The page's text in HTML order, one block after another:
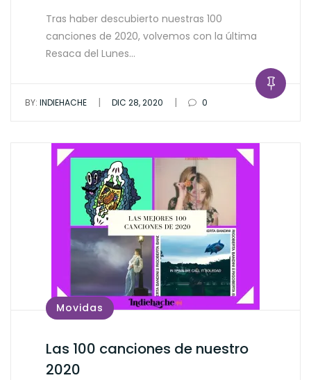
Tras haber descubierto nuestras 100
canciones de 2020, volvemos con la última
Resaca del Lunes…
BY: INDIEHACHE | DIC 28, 2020 | 0
Movidas
Las 100 canciones de nuestro
2020